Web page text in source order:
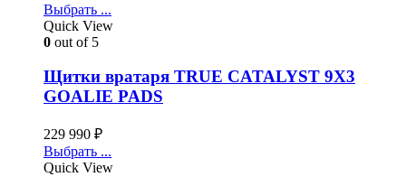
Выбрать ...
Quick View
0 out of 5
Щитки вратаря TRUE CATALYST 9X3
GOALIE PADS
229 990 ₽
Выбрать ...
Quick View